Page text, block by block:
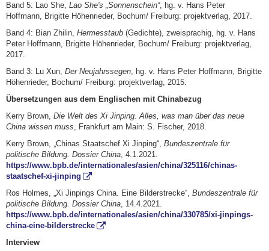
Band 5: Lao She, Lao She's „Sonnenschein“, hg. v. Hans Peter
Hoffmann, Brigitte Höhenrie­der, Bochum/ Freiburg: projektverlag, 2017.
Band 4: Bian Zhilin, Hermesstaub (Gedichte), zweisprachig, hg. v. Hans
Peter Hoffmann, Brigitte Höhenrieder, Bochum/ Freiburg: projektverlag,
2017.
Band 3: Lu Xun, Der Neujahrssegen, hg. v. Hans Peter Hoffmann, Brigitte
Höhenrieder, Bochum/ Freiburg: projektverlag, 2015.
Übersetzungen aus dem Englischen mit Chinabezug
Kerry Brown, Die Welt des Xi Jinping. Alles, was man über das neue
China wissen muss, Frankfurt am Main: S. Fischer, 2018.
Kerry Brown, „Chinas Staatschef Xi Jinping“, Bundeszentrale für
politische Bildung. Dossier China, 4.1.2021.
https://www.bpb.de/internationales/asien/china/325116/chinas-
staatschef-xi-jinping
Ros Holmes, „Xi Jinpings China. Eine Bilderstrecke“, Bundeszentrale für
politische Bildung. Dossier China, 14.4.2021.
https://www.bpb.de/internationales/asien/china/330785/xi-jinpings-
china-eine-bilderstrecke
Interview